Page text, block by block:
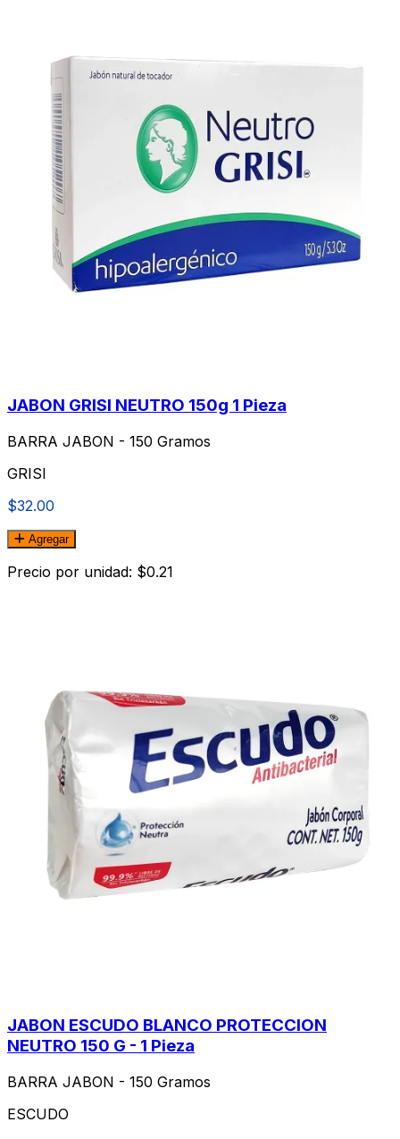
JABON GRISI NEUTRO 150g 1 Pieza
BARRA JABON - 150 Gramos
GRISI
$32.00
Agregar
Precio por unidad: $0.21
JABON ESCUDO BLANCO PROTECCION
NEUTRO 150 G - 1 Pieza
BARRA JABON - 150 Gramos
ESCUDO